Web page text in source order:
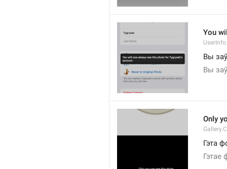
You
Вы
Вы
Only
Гэта
Гэтае